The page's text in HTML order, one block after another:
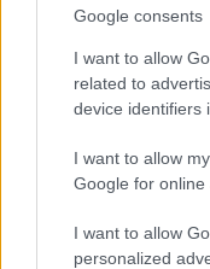
Google consents
I want to allow
related to
device identifiers
I want to allow
Google for online
I want to allow
personalized
άνοιξε τις πύλες του